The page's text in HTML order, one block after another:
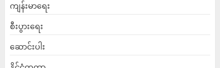
ကျန်းမာရေး
စီးပွားရေး
ဆောင်းပါး